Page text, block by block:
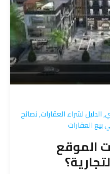
,الدليل لشراء العقارات,نصائح
بيع العقارات
الموقع